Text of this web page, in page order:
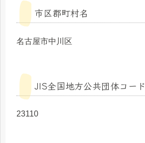
市区郡町村名
名古屋市中川区
JIS全国地方公共団体コード
23110